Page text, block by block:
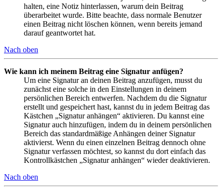
halten, eine Notiz hinterlassen, warum dein Beitrag
überarbeitet wurde. Bitte beachte, dass normale Benutzer
einen Beitrag nicht löschen können, wenn bereits jemand
darauf geantwortet hat.
Nach oben
Wie kann ich meinem Beitrag eine Signatur anfügen?
Um eine Signatur an deinen Beitrag anzufügen, musst du
zunächst eine solche in den Einstellungen in deinem
persönlichen Bereich entwerfen. Nachdem du die Signatur
erstellt und gespeichert hast, kannst du in jedem Beitrag das
Kästchen „Signatur anhängen“ aktivieren. Du kannst eine
Signatur auch hinzufügen, indem du in deinem persönlichen
Bereich das standardmäßige Anhängen deiner Signatur
aktivierst. Wenn du einen einzelnen Beitrag dennoch ohne
Signatur verfassen möchtest, so kannst du dort einfach das
Kontrollkästchen „Signatur anhängen“ wieder deaktivieren.
Nach oben